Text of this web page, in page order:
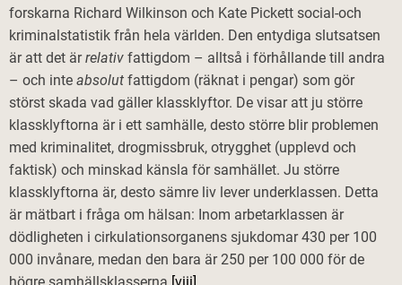
forskarna Richard Wilkinson och Kate Pickett social-och
kriminalstatistik från hela världen. Den entydiga slutsatsen
är att det ärrelativ fattigdom – alltså i förhållande till andra
– och inte absolut fattigdom (räknat i pengar) som gör
störst skada vad gäller klassklyftor. De visar att ju större
klassklyftorna är i ett samhälle, desto större blir problemen
med kriminalitet, drogmissbruk, otrygghet (upplevd och
faktisk) och minskad känsla för samhället. Ju större
klassklyftorna är, desto sämre liv lever underklassen. Detta
är mätbart i fråga om hälsan: Inom arbetarklassen är
dödligheten i cirkulationsorganens sjukdomar 430 per 100
000 invånare, medan den bara är 250 per 100 000 för de